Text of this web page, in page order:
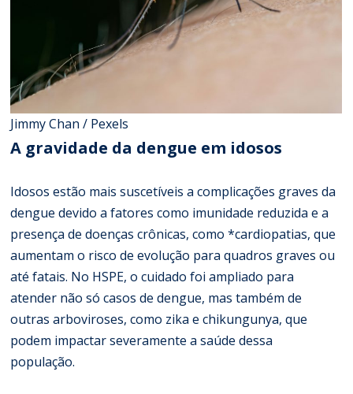
Jimmy Chan / Pexels
A gravidade da dengue em idosos
Idosos estão mais suscetíveis a complicações graves da
dengue devido a fatores como imunidade reduzida e a
presença de doenças crônicas, como *cardiopatias, que
aumentam o risco de evolução para quadros graves ou
até fatais. No HSPE, o cuidado foi ampliado para
atender não só casos de dengue, mas também de
outras arboviroses, como zika e chikungunya, que
podem impactar severamente a saúde dessa
população.